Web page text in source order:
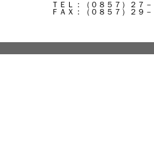
ＴＥＬ：（０８５７）２７－
ＦＡＸ：（０８５７）２９－